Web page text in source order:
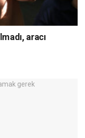
aracı